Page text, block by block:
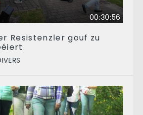
00:30:56
Resistenzler gouf zu